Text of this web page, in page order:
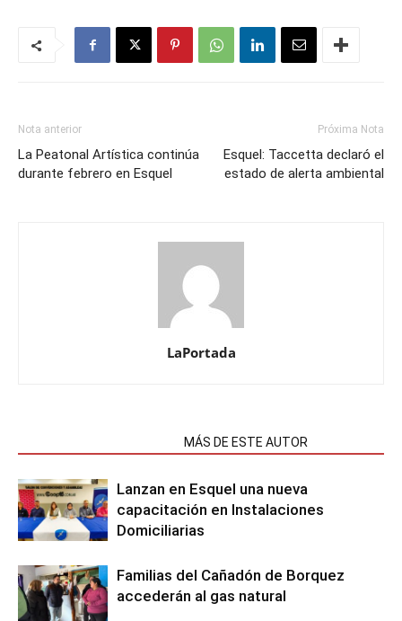
Nota anterior
La Peatonal Artística continúa
durante febrero en Esquel
Próxima Nota
Esquel: Taccetta declaró el
estado de alerta ambiental
LaPortada
MÁS DE ESTE AUTOR
Lanzan en Esquel una nueva
capacitación en Instalaciones
Domiciliarias
Familias del Cañadón de Borquez
accederán al gas natural